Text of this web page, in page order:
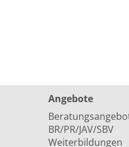
Angebote
BR/PR/JAV/SBV
Weiterbildungen